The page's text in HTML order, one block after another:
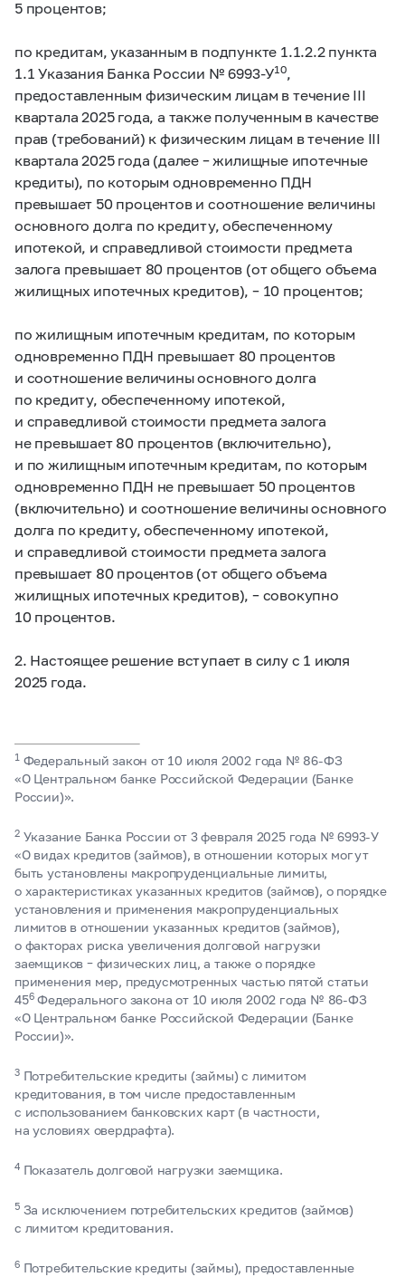
5 процентов;
по кредитам, указанным в подпункте 1.1.2.2 пункта
1.1 Указания Банка России № 6993-У10,
предоставленным физическим лицам в течение III
квартала 2025 года, а также полученным в качестве
прав (требований) к физическим лицам в течение III
квартала 2025 года (далее – жилищные ипотечные
кредиты), по которым одновременно ПДН
превышает 50 процентов и соотношение величины
основного долга по кредиту, обеспеченному
ипотекой, и справедливой стоимости предмета
залога превышает 80 процентов (от общего объема
жилищных ипотечных кредитов), – 10 процентов;
по жилищным ипотечным кредитам, по которым
одновременно ПДН превышает 80 процентов
и соотношение величины основного долга
по кредиту, обеспеченному ипотекой,
и справедливой стоимости предмета залога
не превышает 80 процентов (включительно),
и по жилищным ипотечным кредитам, по которым
одновременно ПДН не превышает 50 процентов
(включительно) и соотношение величины основного
долга по кредиту, обеспеченному ипотекой,
и справедливой стоимости предмета залога
превышает 80 процентов (от общего объема
жилищных ипотечных кредитов), – совокупно
10 процентов.
2. Настоящее решение вступает в силу с 1 июля
2025 года.
1Федеральный закон от 10 июля 2002 года № 86-ФЗ
«О Центральном банке Российской Федерации (Банке
России)».
2Указание Банка России от 3 февраля 2025 года №6993-У
«О видах кредитов (займов), в отношении которых могут
быть установлены макропруденциальные лимиты,
о характеристиках указанных кредитов (займов), о порядке
установления и применения макропруденциальных
лимитов в отношении указанных кредитов (займов),
о факторах риска увеличения долговой нагрузки
заемщиков – физических лиц, а также о порядке
применения мер, предусмотренных частью пятой статьи
456Федерального закона от 10 июля 2002 года № 86-ФЗ
«О Центральном банке Российской Федерации (Банке
России)».
3Потребительские кредиты (займы) с лимитом
кредитования, в том числе предоставленным
с использованием банковских карт (в частности,
на условиях овердрафта).
4Показатель долговой нагрузки заемщика.
5За исключением потребительских кредитов (займов)
с лимитом кредитования.
6Потребительские кредиты (займы), предоставленные